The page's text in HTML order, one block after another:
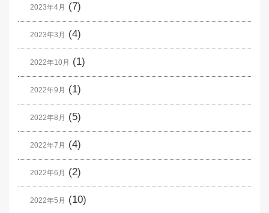
2023年4月 (7)
2023年3月 (4)
2022年10月 (1)
2022年9月 (1)
2022年8月 (5)
2022年7月 (4)
2022年6月 (2)
2022年5月 (10)